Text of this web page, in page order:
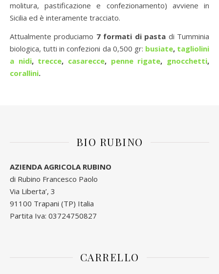
molitura, pastificazione e confezionamento) avviene in
Sicilia ed è interamente tracciato.
Attualmente produciamo 7 formati di pasta di Tumminia
biologica, tutti in confezioni da 0,500 gr: busiate, tagliolini
a nidi, trecce, casarecce, penne rigate, gnocchetti,
corallini.
BIO RUBINO
AZIENDA AGRICOLA RUBINO
di Rubino Francesco Paolo
Via Liberta’, 3
91100 Trapani (TP) Italia
Partita Iva: 03724750827
CARRELLO